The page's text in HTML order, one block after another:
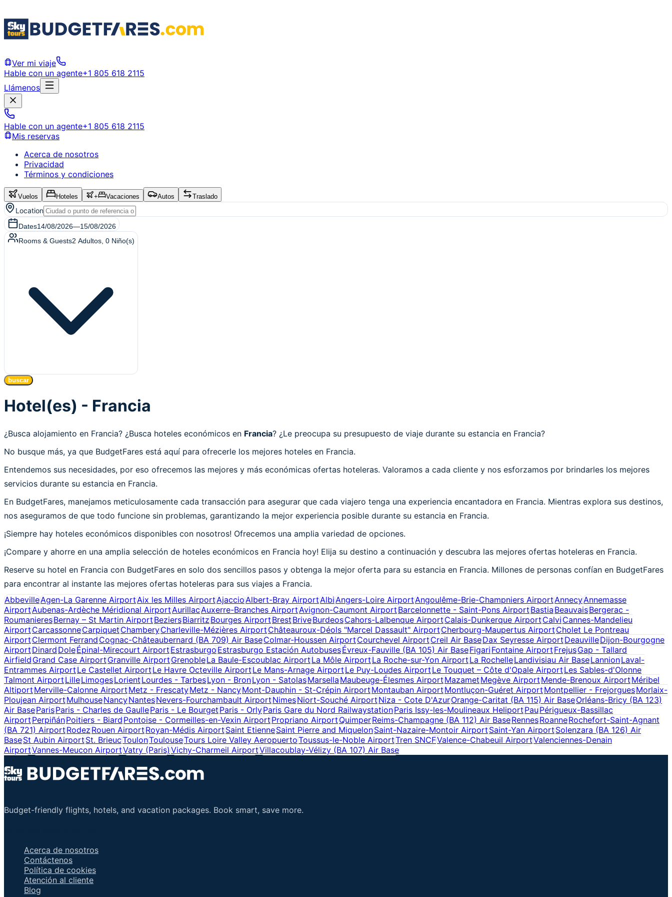
Ver mi viaje
Hable con un agente+1 805 618 2115
Llámenos
Hable con un agente+1 805 618 2115
Mis reservas
Acerca de nosotros
Privacidad
Términos y condiciones
Vuelos Hoteles + Vacaciones Autos Traslado
Location
Dates14/08/2026—15/08/2026
Rooms & Guests2 Adultos 0 Niño(s)
buscar
Hotel(es) - Francia
¿Busca alojamiento en Francia? ¿Busca hoteles económicos en Francia? ¿Le preocupa su presupuesto de viaje durante su estancia en Francia?
No busque más, ya que BudgetFares está aquí para ofrecerle los mejores hoteles en Francia.
Entendemos sus necesidades, por eso ofrecemos las mejores y más económicas ofertas hoteleras. Valoramos a cada cliente y nos esforzamos por brindarles los mejores
servicios durante su estancia en Francia.
En BudgetFares, manejamos meticulosamente cada transacción para asegurar que cada viajero tenga una experiencia encantadora en Francia. Mientras explora sus destinos,
nos aseguramos de que todo funcione sin problemas, garantizando la mejor experiencia posible durante su estancia en Francia.
¡Siempre hay hoteles económicos disponibles con nosotros! Ofrecemos una amplia variedad de opciones.
¡Compare y ahorre en una amplia selección de hoteles económicos en Francia hoy! Elija su destino a continuación y descubra las mejores ofertas hoteleras en Francia.
Reserve su hotel en Francia con BudgetFares en solo dos sencillos pasos y obtenga la mejor oferta para su estancia en Francia. Millones de personas confían en BudgetFares
para encontrar al instante las mejores ofertas hoteleras para sus viajes a Francia.
AbbevilleAgen-La Garenne AirportAix les Milles AirportAjaccioAlbert-Bray AirportAlbiAngers-Loire AirportAngoulême-Brie-Champniers AirportAnnecyAnnemasse
AirportAubenas-Ardèche Méridional AirportAurillacAuxerre-Branches AirportAvignon-Caumont AirportBarcelonnette - Saint-Pons AirportBastiaBeauvaisBergerac -
RoumanieresBernay – St Martin AirportBeziersBiarritzBourges AirportBrestBriveBurdeosCahors-Lalbenque AirportCalais-Dunkerque AirportCalviCannes-Mandelieu
AirportCarcassonneCarpiquetChamberyCharleville-Mézières AirportChâteauroux-Déols "Marcel Dassault" AirportCherbourg-Maupertus AirportCholet Le Pontreau
AirportClermont FerrandCognac-Châteaubernard (BA 709) Air BaseColmar-Houssen AirportCourchevel AirportCreil Air BaseDax Seyresse AirportDeauvilleDijon-Bourgogne
AirportDinardDoleÉpinal-Mirecourt AirportEstrasburgoEstrasburgo Estación AutobusesÉvreux-Fauville (BA 105) Air BaseFigariFontaine AirportFrejusGap - Tallard
AirfieldGrand Case AirportGranville AirportGrenobleLa Baule-Escoublac AirportLa Môle AirportLa Roche-sur-Yon AirportLa RochelleLandivisiau Air BaseLannionLaval-
Entrammes AirportLe Castellet AirportLe Havre Octeville AirportLe Mans-Arnage AirportLe Puy-Loudes AirportLe Touquet – Côte d'Opale AirportLes Sables-d'Olonne
Talmont AirportLilleLimogesLorientLourdes - TarbesLyon - BronLyon - SatolasMarsellaMaubeuge-Élesmes AirportMazametMegève AirportMende-Brenoux AirportMéribel
AltiportMerville-Calonne AirportMetz - FrescatyMetz - NancyMont-Dauphin - St-Crépin AirportMontauban AirportMontluçon-Guéret AirportMontpellier - FrejorguesMorlaix-
Ploujean AirportMulhouseNancyNantesNevers-Fourchambault AirportNimesNiort-Souché AirportNiza - Cote D'AzurOrange-Caritat (BA 115) Air BaseOrléans-Bricy (BA 123)
Air BaseParisParis - Charles de GaulleParis - Le BourgetParis - OrlyParis Gare du Nord RailwaystationParis Issy-les-Moulineaux HeliportPauPérigueux-Bassillac
AirportPerpiñánPoitiers - BiardPontoise - Cormeilles-en-Vexin AirportPropriano AirportQuimperReims-Champagne (BA 112) Air BaseRennesRoanneRochefort-Saint-Agnant
(BA 721) AirportRodezRouen AirportRoyan-Médis AirportSaint EtienneSaint Pierre and MiquelonSaint-Nazaire-Montoir AirportSaint-Yan AirportSolenzara (BA 126) Air
BaseSt Aubin AirportSt. BrieucToulonToulouseTours Loire Valley AeropuertoToussus-le-Noble AirportTren SNCFValence-Chabeuil AirportValenciennes-Denain
AirportVannes-Meucon AirportVatry (Paris) Vichy-Charmeil AirportVillacoublay-Vélizy (BA 107) Air Base
Budget-friendly flights, hotels, and vacation packages. Book smart, save more.
Acerca de nosotros
Contáctenos
Política de cookies
Atención al cliente
Blog